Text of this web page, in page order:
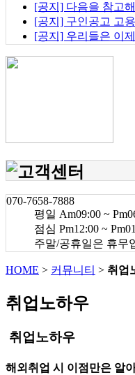
[공지] 다음을 참고
[공지] 구인공고 고
[공지] 우리들은 이
070-7658-7888
평일 Am09:00 ~
점심 Pm12:00 ~
주말/공휴일은 휴무
HOME > 커뮤니티 > 취업
취업노하우
취업노하우
해외취업 시 이점만은 알